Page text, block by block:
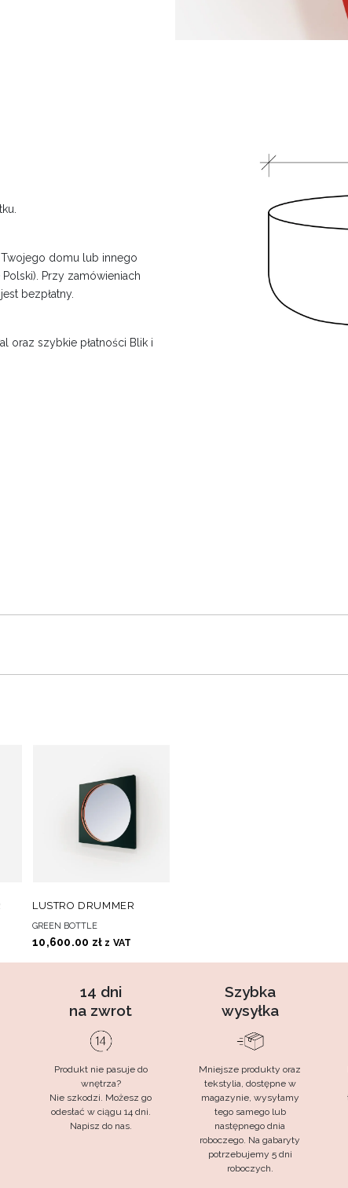
domu lub innego
Przy zamówieniach
bezpłatny.
oraz szybkie płatności Blik i
DODAJ DO KOSZYKA
ULUBIONYCH
LUSTRO DRUMMER
GREEN BOTTLE
10,600.00 zł z VAT
14 dni
na zwrot
Produkt nie pasuje do
wnętrza?
Nie szkodzi. Możesz go
odesłać w ciągu 14 dni.
Napisz do nas.
Szybka
wysyłka
Mniejsze produkty oraz
tekstylia, dostępne w
magazynie, wysyłamy
tego samego lub
następnego dnia
roboczego. Na gabaryty
potrzebujemy 5 dni
roboczych.